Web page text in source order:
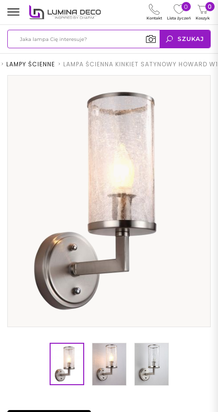
SZUKAJ
0
Koszyk
0
Lista życzeń
Kontakt
> LAMPY ŚCIENNE > LAMPA ŚCIENNA KINKIET SATYNOWY HOWARD W1